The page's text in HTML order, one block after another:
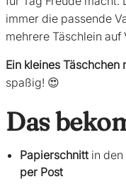
immer die passende
mehrere Täschlein auf
Ein kleines Täschchen
spaßig! 😍
Das
Papierschnitt in
per Post